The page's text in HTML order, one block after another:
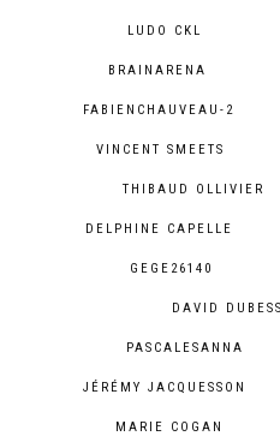
LUDO CKL
BRAINARENA
FABIENCHAUVEAU-2
VINCENT SMEETS
THIBAUD OLLIVIER
DELPHINE CAPELLE
GEGE26140
DAVID
PASCALESANNA
JÉRÉMY JACQUESSON
MARIE COGAN